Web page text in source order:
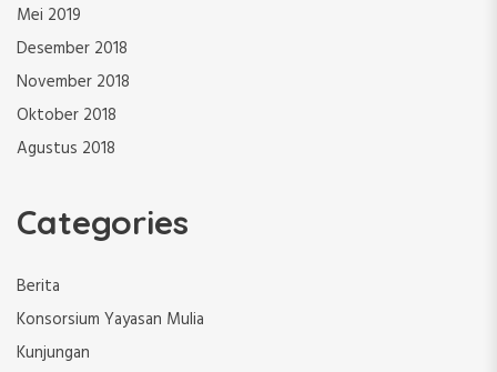
Mei 2019
Desember 2018
November 2018
Oktober 2018
Agustus 2018
Categories
Berita
Konsorsium Yayasan Mulia
Kunjungan